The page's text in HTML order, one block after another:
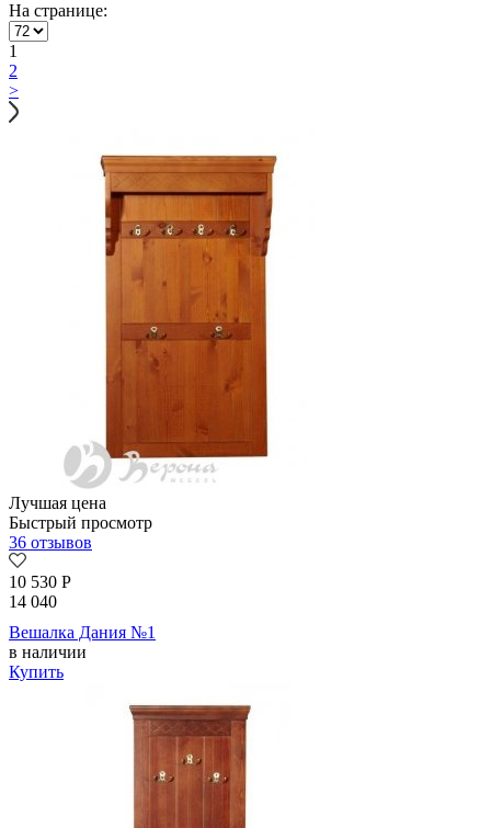
На странице:
1
2
>
Лучшая цена
Быстрый просмотр
36 отзывов
10 530 Р
14 040
Вешалка Дания №1
в наличии
Купить